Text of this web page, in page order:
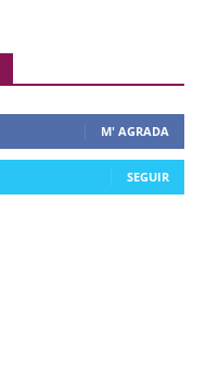
M' AGRADA
SEGUIR